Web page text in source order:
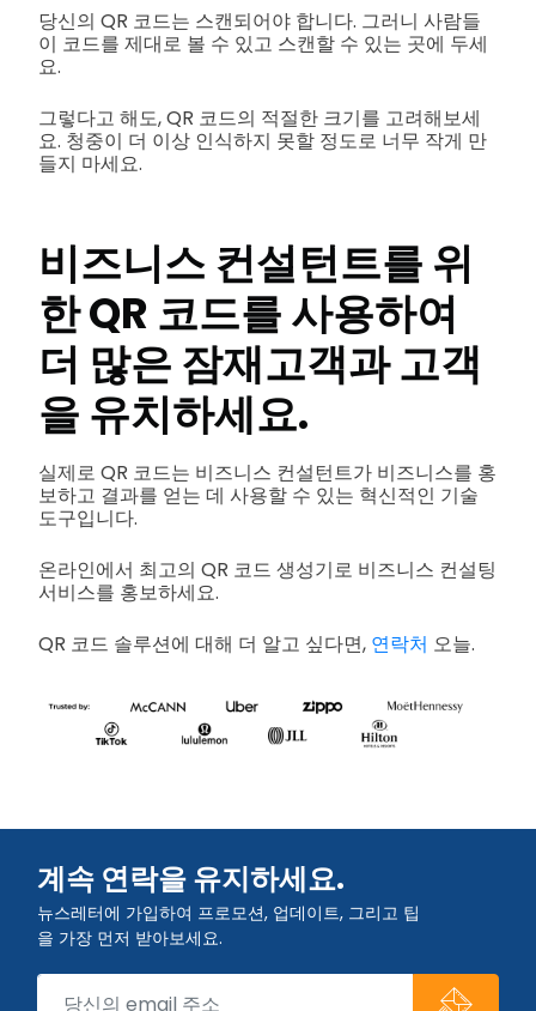
당신의 QR 코드는 스캔되어야 합니다. 그러니 사람들
이 코드를 제대로 볼 수 있고 스캔할 수 있는 곳에 두세
요.
그렇다고 해도, QR 코드의 적절한 크기를 고려해보세
요. 청중이 더 이상 인식하지 못할 정도로 너무 작게 만
들지 마세요.
비즈니스 컨설턴트를 위
한 QR 코드를 사용하여
더 많은 잠재고객과 고객
을 유치하세요.
실제로 QR 코드는 비즈니스 컨설턴트가 비즈니스를 홍
보하고 결과를 얻는 데 사용할 수 있는 혁신적인 기술
도구입니다.
온라인에서 최고의 QR 코드 생성기로 비즈니스 컨설팅
서비스를 홍보하세요.
QR 코드 솔루션에 대해 더 알고 싶다면, 연락처 오늘.
계속 연락을 유지하세요.
뉴스레터에 가입하여 프로모션, 업데이트, 그리고 팁
을 가장 먼저 받아보세요.